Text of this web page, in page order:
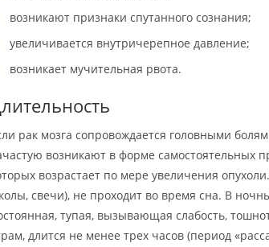
возникают признаки спутанного сознания;
увеличивается внутричерепное давление;
возникает мучительная рвота.
рак мозга сопровождается головными
возникают в форме самостоятельных
возрастает по мере увеличения
свечи), не проходит во время сна. В
тупая, вызывающая слабость,
длится не менее трех часов (период